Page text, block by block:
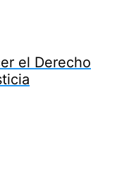
el Derecho